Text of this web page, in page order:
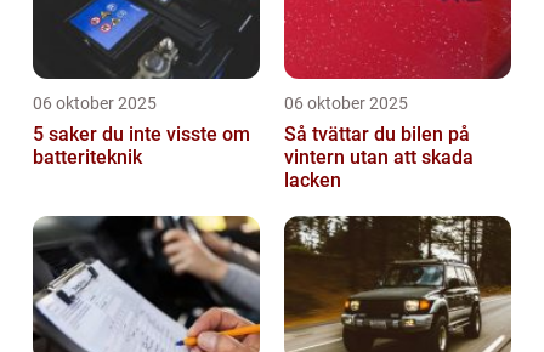
06 oktober 2025
5 saker du inte visste om
batteriteknik
06 oktober 2025
Så tvättar du bilen på
vintern utan att skada
lacken